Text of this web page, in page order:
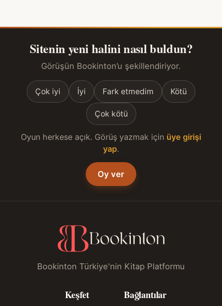
Sitenin yeni halini nasıl buldun?
Görüşün Bookinton’u şekillendiriyor.
Çok iyi İyi Fark etmedim Kötü
Çok kötü
Oyun herkese açık. Görüş yazmak için üye girişi
yap.
Oy ver
Bookinton Türkiye'nin Kitap Platformu
Keşfet Bağlantılar